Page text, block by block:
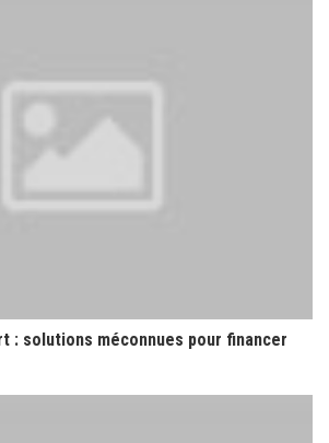
: solutions méconnues pour financer